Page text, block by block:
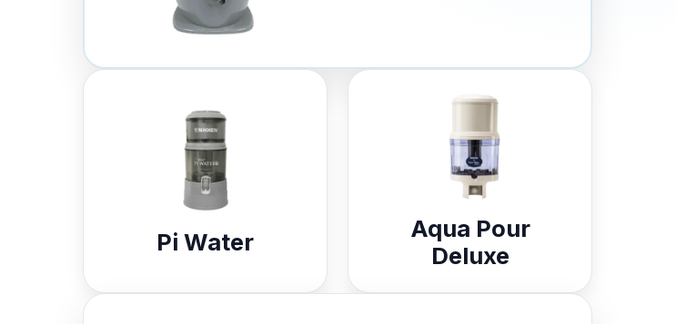
Pi Water
Aqua Pour
Deluxe